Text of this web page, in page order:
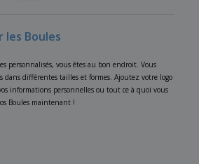
les Boules
personnalisés, vous êtes au bon endroit. Vous
dans différentes tailles et formes. Ajoutez votre logo
informations personnelles ou tout ce à quoi vous
Boules maintenant !